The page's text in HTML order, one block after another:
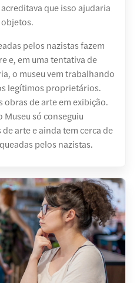
que isso ajudaria
pelos nazistas fazem
e, em uma tentativa de
o museu vem trabalhando
legítimos proprietários.
obras de arte em exibição.
Museu só conseguiu
arte e ainda tem cerca de
pelos nazistas.